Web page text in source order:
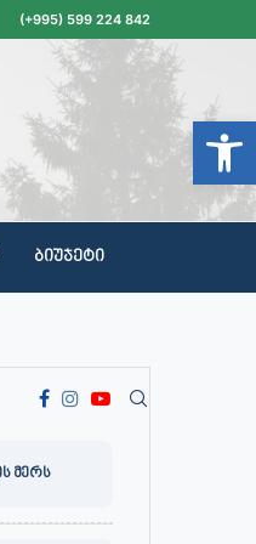
(+995) 599 224 842
ᲑᲘᲣᲯᲔᲢᲘ
მერს